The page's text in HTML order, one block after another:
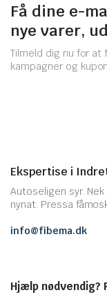
Få dine e-
nye varer,
Tilmeld dig nu for
kampagner og
Ekspertise i
Autoseligen syr.
nynat. Pressa
info@fibema.dk
Hjælp nødvendig?